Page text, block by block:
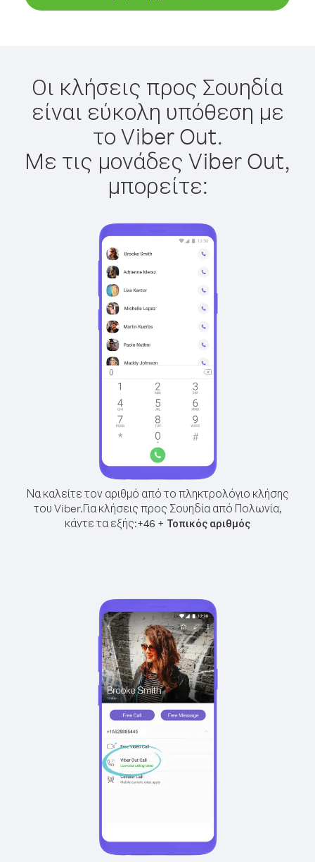
Οι κλήσεις προς Σουηδία
είναι εύκολη υπόθεση με
το Viber Out.
Με τις μονάδες Viber Out,
μπορείτε:
Να καλείτε τον αριθμό από το πληκτρολόγιο κλήσης
του Viber.Για κλήσεις προς Σουηδία από Πολωνία,
κάντε τα εξής:+46 + Τοπικός αριθμός